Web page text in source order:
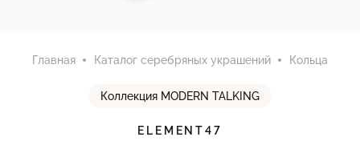
Главная Каталог серебряных украшений Кольца
Коллекция MODERN TALKING
ELEMENT47